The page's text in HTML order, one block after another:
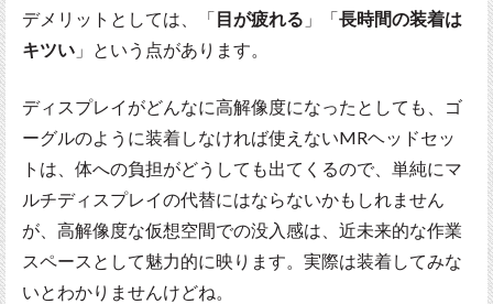
デメリットとしては、「目が疲れる 」「長時間の装着は
キツい 」という点があります。
ディスプレイがどんなに高解像度になったとしても、ゴ
ーグルのように装着しなければ使えないMRヘッドセッ
トは、体への負担がどうしても出てくるので、単純にマ
ルチディスプレイの代替にはならないかもしれません
が、高解像度な仮想空間での没入感は、近未来的な作業
スペースとして魅力的に映ります。実際は装着してみな
いとわかりませんけどね。